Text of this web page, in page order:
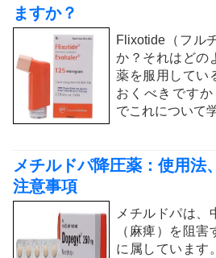
ますか？
Flixotide（フル
か？それはどの
薬を服用してい
おくべきですか
でこれについて
メチルドパ降圧薬：使用法
注意事項
メチルドパは、
（麻痺）を阻
に属しています